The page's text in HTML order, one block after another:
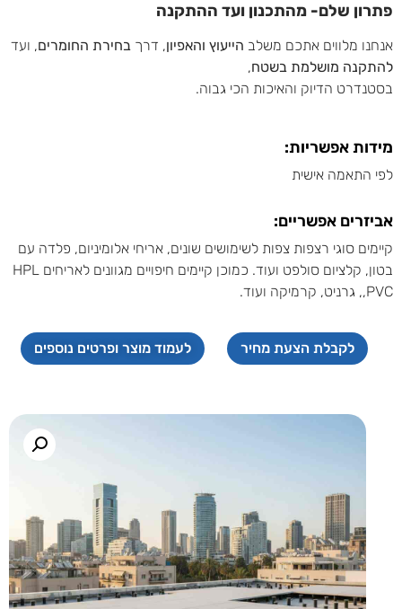
פתרון שלם- מהתכנון ועד ההתקנה
אנחנו מלווים אתכם משלב הייעוץ והאפיון, דרך בחירת החומרים, ועד
להתקנה מושלמת בשטח,
בסטנדרט הדיוק והאיכות הכי גבוה.
מידות אפשריות:
לפי התאמה אישית
אביזרים אפשריים:
קיימים סוגי רצפות צפות לשימושים שונים, אריחי אלומיניום, פלדה עם
בטון, קלציום סולפט ועוד. כמוכן קיימים חיפויים מגוונים לאריחים HPL
,PVC, גרניט, קרמיקה ועוד.
לקבלת הצעת מחיר לעמוד מוצר ופרטים נוספים